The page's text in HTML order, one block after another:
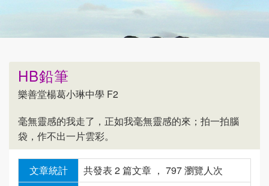
HB鉛筆
樂善堂楊葛小琳中學 F2
毫無靈感的我走了，正如我毫無靈感的來；拍一拍腦
袋，作不出一片雲彩。
文章統計
共發表 2 篇文章 ， 797 瀏覽人次